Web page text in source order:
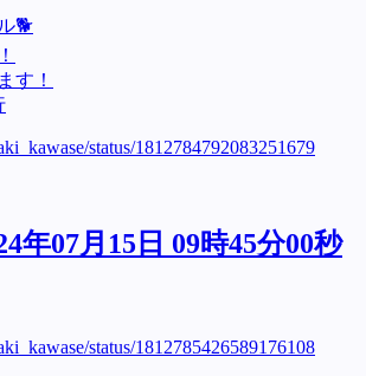
🐕
す！
status/1812784792083251679
年07月15日 09時45分00秒
status/1812785426589176108